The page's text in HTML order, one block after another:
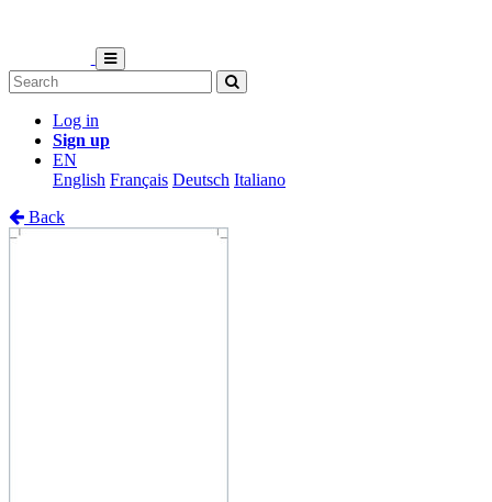
Log in
Sign up
EN
English Français Deutsch Italiano
Back